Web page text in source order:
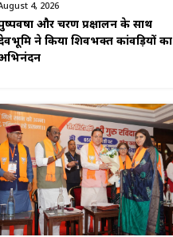
4, 2026
और चरण प्रक्षालन के साथ
ने किया शिवभक्त कांवड़ियों का